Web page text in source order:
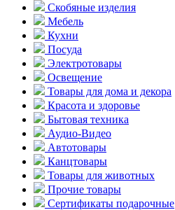
Скобяные изделия
Мебель
Кухни
Посуда
Электротовары
Освещение
Товары для дома и декора
Красота и здоровье
Бытовая техника
Аудио-Видео
Автотовары
Канцтовары
Товары для животных
Прочие товары
Сертификаты подарочные